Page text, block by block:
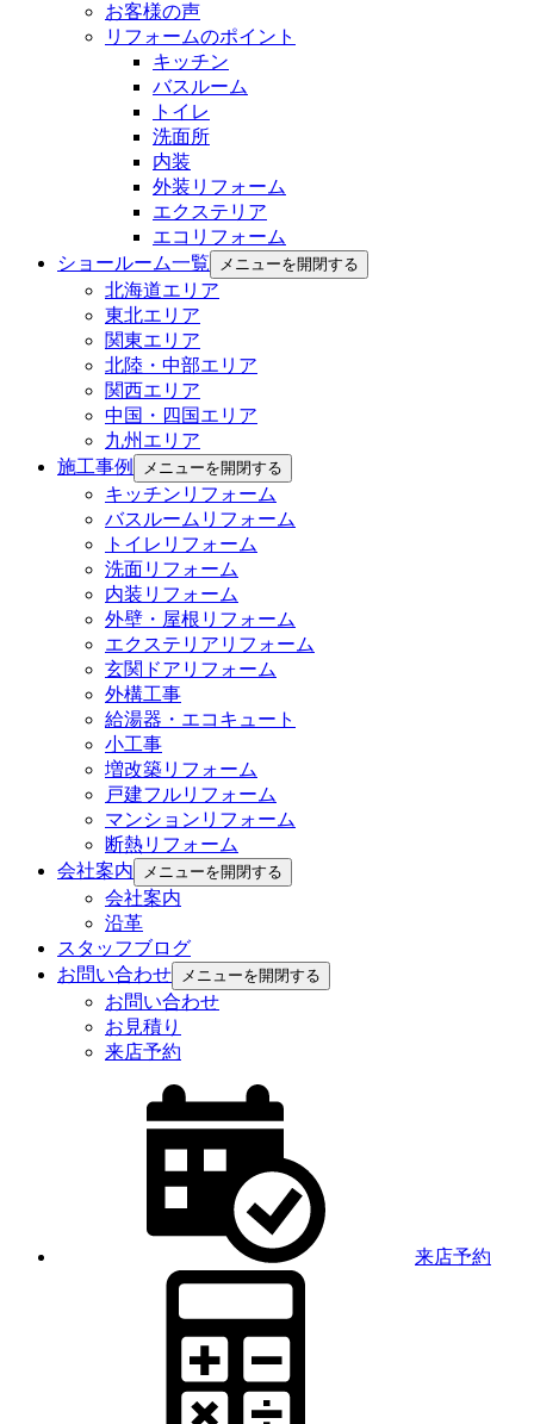
お客様の声
リフォームのポイント
キッチン
バスルーム
トイレ
洗面所
内装
外装リフォーム
エクステリア
エコリフォーム
ショールーム一覧
メニューを開閉する
北海道エリア
東北エリア
関東エリア
北陸・中部エリア
関西エリア
中国・四国エリア
九州エリア
施工事例
メニューを開閉する
キッチンリフォーム
バスルームリフォーム
トイレリフォーム
洗面リフォーム
内装リフォーム
外壁・屋根リフォーム
エクステリアリフォーム
玄関ドアリフォーム
外構工事
給湯器・エコキュート
小工事
増改築リフォーム
戸建フルリフォーム
マンションリフォーム
断熱リフォーム
会社案内
メニューを開閉する
会社案内
沿革
スタッフブログ
お問い合わせ
メニューを開閉する
お問い合わせ
お見積り
来店予約
来店予約